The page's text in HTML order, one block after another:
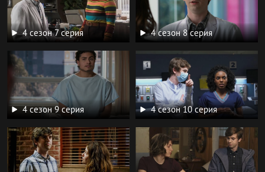
4 сезон 7 серия 4 сезон 8 серия
4 сезон 9 серия 4 сезон 10 серия